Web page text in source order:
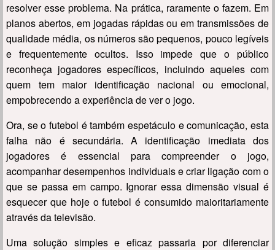
resolver esse problema. Na prática, raramente o fazem. Em
planos abertos, em jogadas rápidas ou em transmissões de
qualidade média, os números são pequenos, pouco legíveis
e frequentemente ocultos. Isso impede que o público
reconheça jogadores específicos, incluindo aqueles com
quem tem maior identificação nacional ou emocional,
empobrecendo a experiência de ver o jogo.
Ora, se o futebol é também espetáculo e comunicação, esta
falha não é secundária. A identificação imediata dos
jogadores é essencial para compreender o jogo,
acompanhar desempenhos individuais e criar ligação com o
que se passa em campo. Ignorar essa dimensão visual é
esquecer que hoje o futebol é consumido maioritariamente
através da televisão.
Uma solução simples e eficaz passaria por diferenciar